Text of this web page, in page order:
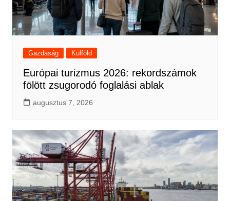
Gazdaság Külföld
Európai turizmus 2026: rekordszámok
fölött zsugorodó foglalási ablak
augusztus 7, 2026